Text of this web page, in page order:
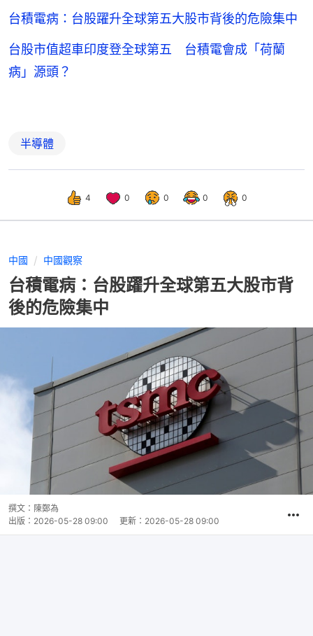
台積電病：台股躍升全球第五大股市背後的危險集中
台股市值超車印度登全球第五 台積電會成「荷蘭
病」源頭？
半導體
4 0 0 0 0
中國 中國觀察
台積電病：台股躍升全球第五大股市背
後的危險集中
撰文： 陳鄭為
出版： 2026-05-28 09:00 更新： 2026-05-28 09:00